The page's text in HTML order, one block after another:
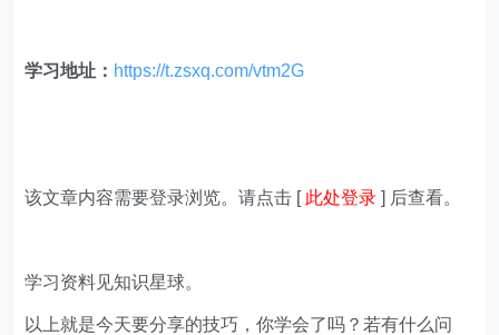
学习地址： https://t.zsxq.com/vtm2G
该文章内容需要登录浏览。请点击 [ 此处登录 ] 后查看。
学习资料见知识星球。
以上就是今天要分享的技巧，你学会了吗？若有什么问